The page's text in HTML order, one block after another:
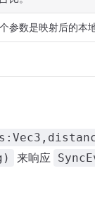
参数是映射后的本
来响应